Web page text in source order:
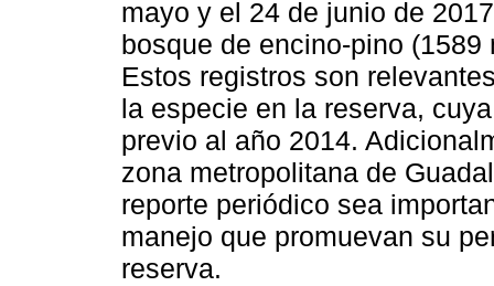
mayo y el 24 de junio de
bosque de encino-pino
Estos registros son
la especie en la reserva,
previo al año 2014.
zona metropolitana de
reporte periódico sea
manejo que promuevan su
reserva.